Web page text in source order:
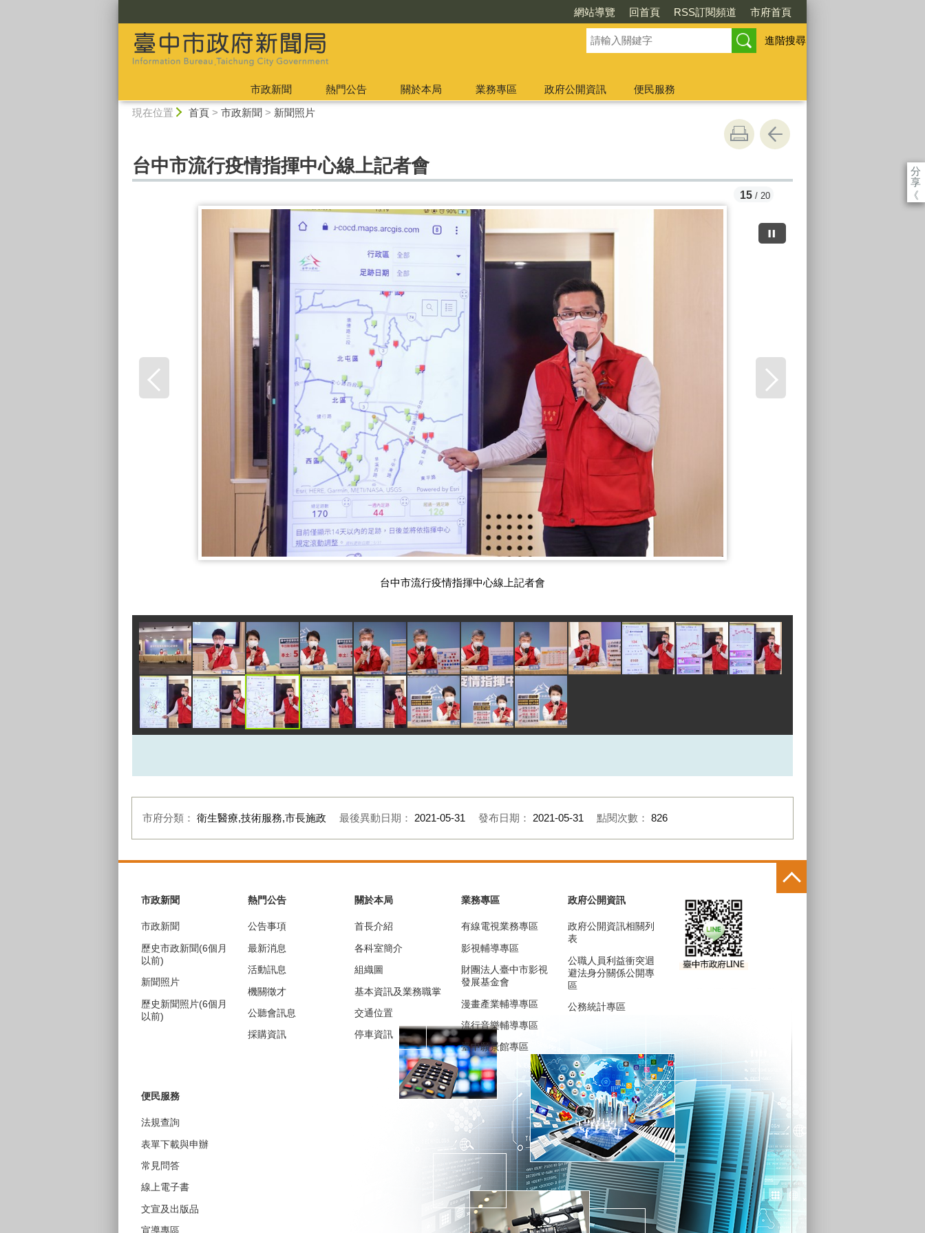
網站導覽 回首頁 RSS訂閱頻道 市府首頁
進階搜尋
市政新聞 熱門公告 關於本局 業務專區 政府公開資訊
便民服務
現在位置 首頁> 市政新聞 > 新聞照片
分
享
《
台中市流行疫情指揮中心線上記者會
台中市流行疫情指揮中心線上記者會
15 / 20
市府分類： 衛生醫療,技術服務,市長施政 最後異動日期： 2021-05-31 發布日期： 2021-05-31 點閱次數： 826
市政新聞
市政新聞
歷史市政新聞(6個月
以前)
新聞照片
歷史新聞照片(6個月
以前)
熱門公告
公告事項
最新消息
活動訊息
機關徵才
公聽會訊息
採購資訊
關於本局
首長介紹
各科室簡介
組織圖
基本資訊及業務職掌
交通位置
停車資訊
業務專區
有線電視業務專區
影視輔導專區
財團法人臺中市影視
發展基金會
漫畫產業輔導專區
流行音樂輔導專區
臺中願景館專區
政府公開資訊
政府公開資訊相關列
表
公職人員利益衝突迴
避法身分關係公開專
區
公務統計專區
便民服務
法規查詢
表單下載與申辦
常見問答
線上電子書
文宣及出版品
宣導專區